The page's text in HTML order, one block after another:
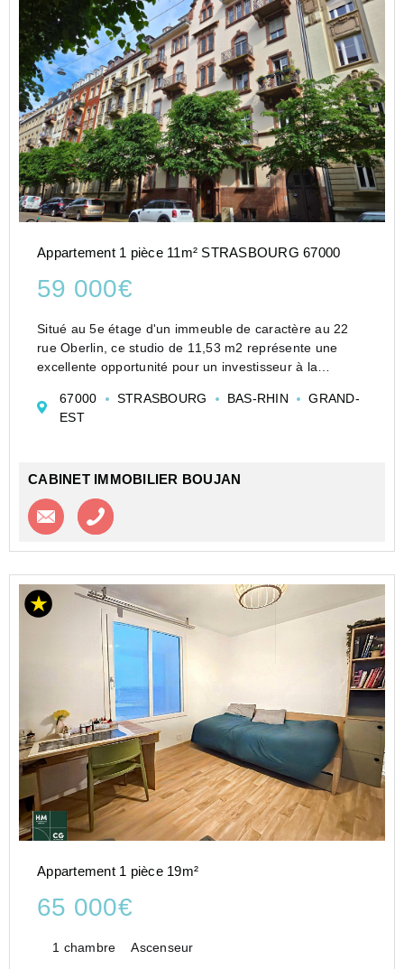
Appartement 1 pièce 11m² STRASBOURG 67000
59 000€
Situé au 5e étage d'un immeuble de caractère au 22
rue Oberlin, ce studio de 11,53 m2 représente une
excellente opportunité pour un investisseur à la
À rafraîchir selon vos envies, ce logement offre un
beau...
67000 STRASBOURG BAS-RHIN
GRAND-
EST
CABINET IMMOBILIER BOUJAN
Contacter l'agence
Appartement 1 pièce 19m²
65 000€
1 chambre Ascenseur